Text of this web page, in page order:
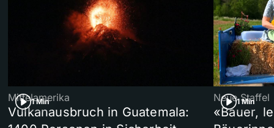
1 Min
Mittelamerika
Vulkanausbruch in Guatemala:
1 Min
Neue Staffel
«Bauer,